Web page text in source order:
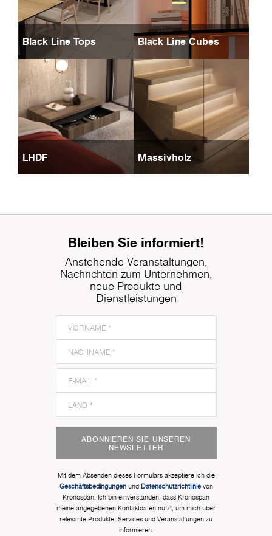
Black Line Tops Black Line Cubes
LHDF Massivholz
Bleiben Sie informiert!
Anstehende Veranstaltungen,
Nachrichten zum Unternehmen,
neue Produkte und
Dienstleistungen
ABONNIEREN SIE UNSEREN
NEWSLETTER
Mit dem Absenden dieses Formulars akzeptiere ich die
Geschäftsbedingungenund Datenschutzrichtlinievon
Kronospan. Ich bin einverstanden, dass Kronospan
meine angegebenen Kontaktdaten nutzt, um mich über
relevante Produkte, Services und Veranstaltungen zu
informieren.